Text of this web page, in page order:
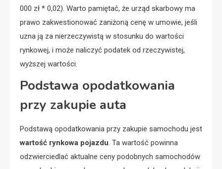
000 zł * 0,02). Warto pamiętać, że urząd skarbowy ma
prawo zakwestionować zaniżoną cenę w umowie, jeśli
uzna ją za nierzeczywistą w stosunku do wartości
rynkowej, i może naliczyć podatek od rzeczywistej,
wyższej wartości.
Podstawa opodatkowania
przy zakupie auta
Podstawą opodatkowania przy zakupie samochodu jest
wartość rynkowa pojazdu. Ta wartość powinna
odzwierciedlać aktualne ceny podobnych samochodów